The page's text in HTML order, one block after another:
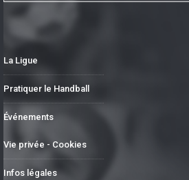
La Ligue
Pratiquer le Handball
Événements
Vie privée - Cookies
Infos légales